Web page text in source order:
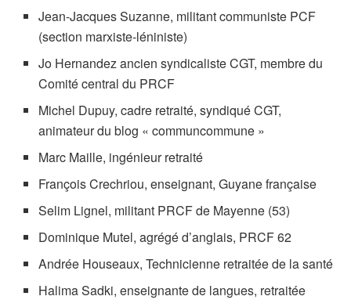
Jean-Jacques Suzanne, militant communiste PCF
(section marxiste-léniniste)
Jo Hernandez ancien syndicaliste CGT, membre du
Comité central du PRCF
Michel Dupuy, cadre retraité, syndiqué CGT,
animateur du blog « communcommune »
Marc Maille, ingénieur retraité
François Crechriou, enseignant, Guyane française
Selim Lignel, militant PRCF de Mayenne (53)
Dominique Mutel, agrégé d’anglais, PRCF 62
Andrée Houseaux, Technicienne retraitée de la santé
Halima Sadki, enseignante de langues, retraitée